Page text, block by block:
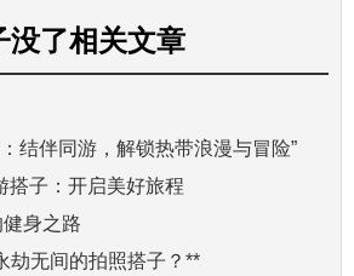
没了相关文章
结伴同游，解锁热带浪漫与冒险”
搭子：开启美好旅程
健身之路
劫无间的拍照搭子？**